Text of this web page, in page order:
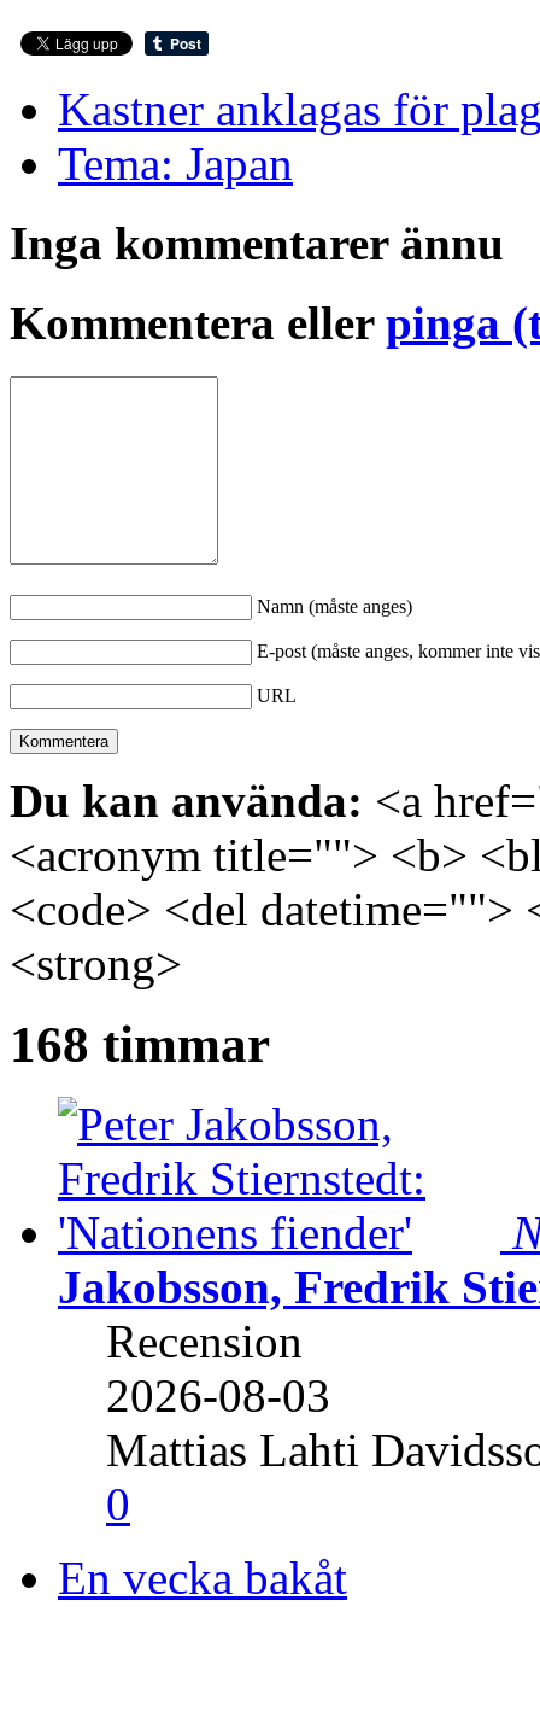
Kastner anklagas för
Tema: Japan
Inga kommentarer ännu
Kommentera eller pinga
Namn (måste anges)
E-post (måste anges, kommer inte
URL
Du kan använda: <a
<acronym title=""> <b>
<code> <del
<strong>
168 timmar
Jakobsson, Fredrik
Recension
2026-08-03
Mattias Lahti
0
En vecka bakåt